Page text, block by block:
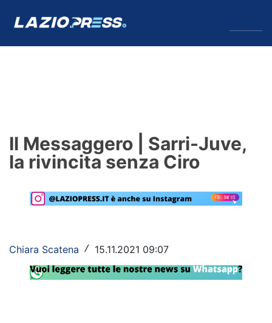
Formello
Primavera
Lazio Women
Il Messaggero | Sarri-Juve,
la rivincita senza Ciro
Chiara Scatena / 15.11.2021 09:07